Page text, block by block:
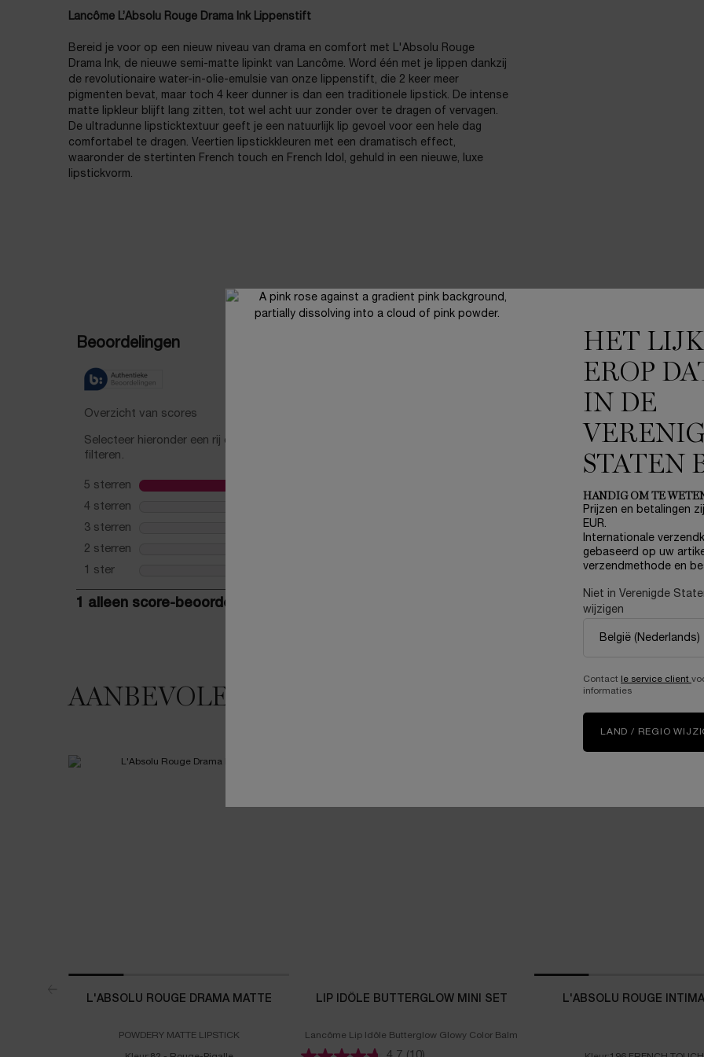
Lancôme L’Absolu Rouge Drama Ink Lippenstift
Bereid je voor op een nieuw niveau van drama en comfort met L'Absolu Rouge
Drama Ink, de nieuwe semi-matte lipinkt van Lancôme. Word één met je lippen dankzij
de revolutionaire water-in-olie-emulsie van onze lippenstift, die 2 keer meer
pigmenten bevat, maar toch 4 keer dunner is dan een traditionele lipstick. De intense
matte lipkleur blijft lang zitten, tot wel acht uur zonder over te dragen of vervagen.
De ultradunne lipsticktextuur geeft je een natuurlijk lip gevoel voor een hele dag
comfortabel te dragen. Veertien lipstickkleuren met een dramatisch effect,
waaronder de stertinten French touch en French Idol, gehuld in een nieuwe, luxe
lipstickvorm.
AANBEVOLEN VOOR JOU
L'ABSOLU ROUGE DRAMA MATTE
POWDERY MATTE LIPSTICK
LIP IDÔLE BUTTERGLOW MINI SET
Lancôme Lip Idôle Butterglow Glowy Color Balm
L'ABSOLU ROUGE
HET
EROP
IN DE
STATEN
HANDIG OM TE
Prijzen en betalingen
EUR.
Internationale
gebaseerd op uw
verzendmethode en
Niet in Verenigde
wijzigen
Contact le service client
informaties
LAND / REGIO